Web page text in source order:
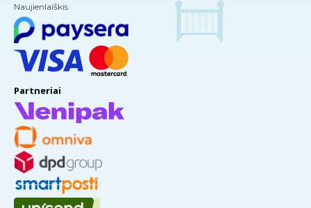
Naujienlaiškis
Partneriai